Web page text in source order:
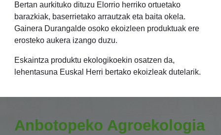
Bertan aurkituko dituzu Elorrio herriko ortuetako
barazkiak, baserrietako arrautzak eta baita okela.
Gainera Durangalde osoko ekoizleen produktuak ere
erosteko aukera izango duzu.
Eskaintza produktu ekologikoekin osatzen da,
lehentasuna Euskal Herri bertako ekoizleak dutelarik.
Anbotopeko Agroekologia